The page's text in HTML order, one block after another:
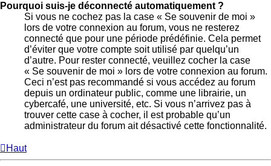
Pourquoi suis-je déconnecté automatiquement ?
Si vous ne cochez pas la case « Se souvenir de moi »
lors de votre connexion au forum, vous ne resterez
connecté que pour une période prédéfinie. Cela permet
d’éviter que votre compte soit utilisé par quelqu’un
d’autre. Pour rester connecté, veuillez cocher la case
« Se souvenir de moi » lors de votre connexion au forum.
Ceci n’est pas recommandé si vous accédez au forum
depuis un ordinateur public, comme une librairie, un
cybercafé, une université, etc. Si vous n’arrivez pas à
trouver cette case à cocher, il est probable qu’un
administrateur du forum ait désactivé cette fonctionnalité.
Haut